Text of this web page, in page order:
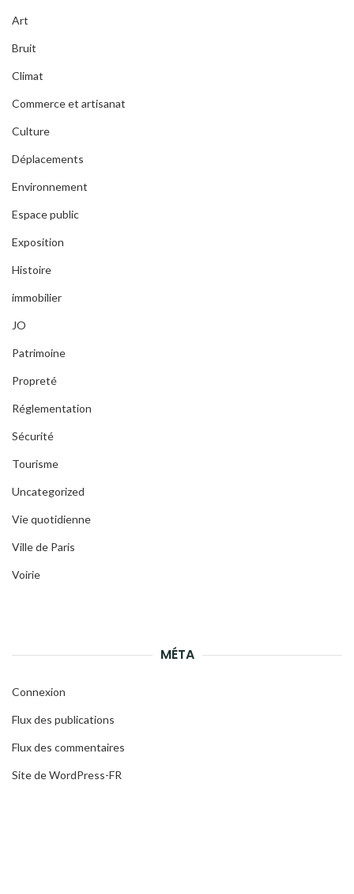
Art
Bruit
Climat
Commerce et artisanat
Culture
Déplacements
Environnement
Espace public
Exposition
Histoire
immobilier
JO
Patrimoine
Propreté
Réglementation
Sécurité
Tourisme
Uncategorized
Vie quotidienne
Ville de Paris
Voirie
MÉTA
Connexion
Flux des publications
Flux des commentaires
Site de WordPress-FR